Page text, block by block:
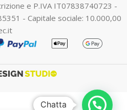
e P.IVA IT07838740723 -
- Capitale sociale: 10.000,00
Chatta